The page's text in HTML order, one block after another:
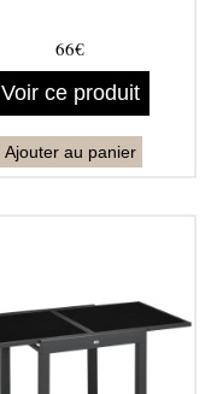
66€
Voir ce produit
Ajouter au panier